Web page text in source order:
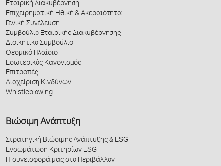
Εταιρική Διακυβέρνηση
Επιχειρηματική Ηθική & Ακεραιότητα
Γενική Συνέλευση
Συμβούλιο Εταιρικής Διακυβέρνησης
Διοικητικό Συμβούλιο
Θεσμικό Πλαίσιο
Εσωτερικός Κανονισμός
Επιτροπές
Διαχείριση Κινδύνων
Whistleblowing
Βιώσιμη Ανάπτυξη
Στρατηγική Βιώσιμης Ανάπτυξης & ESG
Ενσωμάτωση Κριτηρίων ESG
Η συνεισφορά μας στο Περιβάλλον